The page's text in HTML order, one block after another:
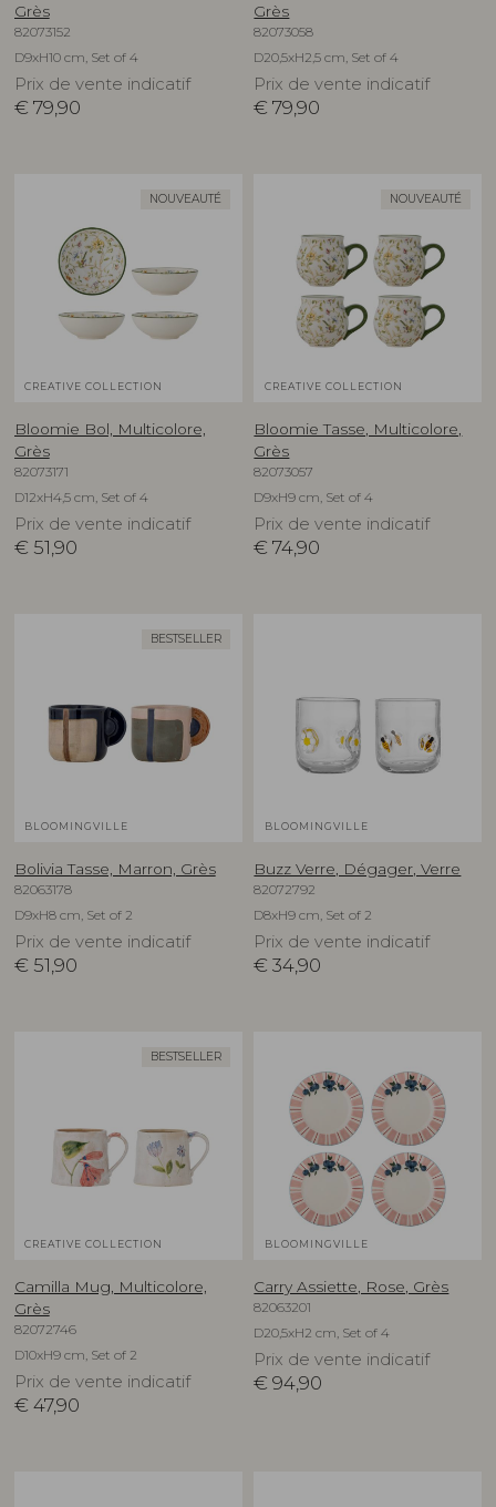
Grès
82073152
D9xH10 cm, Set of 4
Prix de vente indicatif
€ 79,90
Grès
82073058
D20,5xH2,5 cm, Set of 4
Prix de vente indicatif
€ 79,90
NOUVEAUTÉ
CREATIVE COLLECTION
Bloomie Bol, Multicolore,
Grès
82073171
D12xH4,5 cm, Set of 4
Prix de vente indicatif
€ 51,90
NOUVEAUTÉ
CREATIVE COLLECTION
Bloomie Tasse, Multicolore,
Grès
82073057
D9xH9 cm, Set of 4
Prix de vente indicatif
€ 74,90
BESTSELLER
BLOOMINGVILLE
Bolivia Tasse, Marron, Grès
82063178
D9xH8 cm, Set of 2
Prix de vente indicatif
€ 51,90
BLOOMINGVILLE
Buzz Verre, Dégager, Verre
82072792
D8xH9 cm, Set of 2
Prix de vente indicatif
€ 34,90
BESTSELLER
CREATIVE COLLECTION
Camilla Mug, Multicolore,
Grès
82072746
D10xH9 cm, Set of 2
Prix de vente indicatif
€ 47,90
BLOOMINGVILLE
Carry Assiette, Rose, Grès
82063201
D20,5xH2 cm, Set of 4
Prix de vente indicatif
€ 94,90